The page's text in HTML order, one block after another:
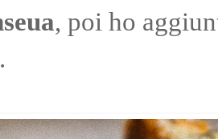
, poi ho
.